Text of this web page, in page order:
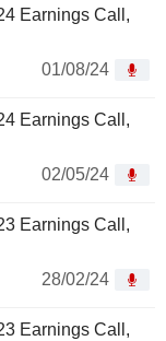
Earnings Call,
01/08/24
Earnings Call,
02/05/24
Earnings Call,
28/02/24
Earnings Call,